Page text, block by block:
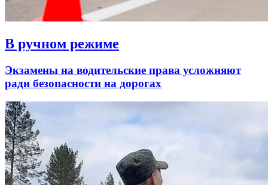
В ручном режиме
Экзамены на водительские права усложняют
ради безопасности на дорогах